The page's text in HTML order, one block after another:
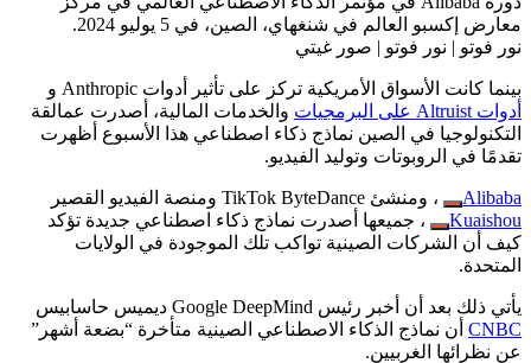
معارض إكسبو العالم في شنغهاي، الصين، في 5 يوليو 2024.
نور فوتو | نور فوتو | صور غيتي
بينما كانت الأسواق الأمريكية تركز على تأثير أدوات Anthropic و
أدوات Altruist على البرمجيات
والخدمات المالية، أصدرت عمالقة
التكنولوجيا في الصين نماذج ذكاء اصطناعي هذا الأسبوع أظهرت
تقدمًا في الروبوتات وتوليد الفيديو.
Alibaba
، ومنشئ TikTok ByteDance ومنصة الفيديو القصير
Kuaishou
، جميعها أصدرت نماذج ذكاء اصطناعي جديدة تؤكد
كيف أن الشركات الصينية تواكب تلك الموجودة في الولايات
المتحدة.
يأتي ذلك بعد أن أخبر رئيس Google DeepMind ديميس حاسابيس
CNBC أن نماذج الذكاء الاصطناعي الصينية متأخرة “بضعة أشهر”
عن نظرائها الغربيين.